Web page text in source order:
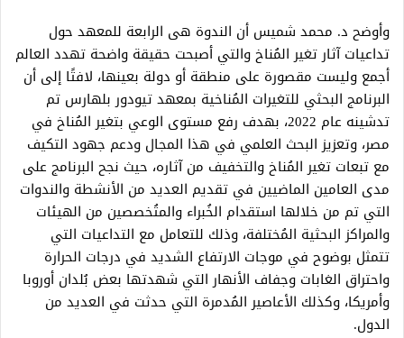
وأوضح د. محمد شميس أن الندوة هى الرابعة للمعهد حول
تداعيات آثار تغير المُناخ والتي أصبحت حقيقة واضحة تهدد العالم
أجمع وليست مقصورة على منطقة أو دولة بعينها، لافتًا إلى أن
البرنامج البحثي للتغيرات المُناخية بمعهد تيودور بلهارس تم
تدشينه عام 2022، بهدف رفع مستوى الوعي بتغير المُناخ في
مصر، وتعزيز البحث العلمي في هذا المجال ودعم جهود التكيف
مع تبعات تغير المُناخ والتخفيف من آثاره، حيث نجح البرنامج على
مدى العامين الماضيين في تقديم العديد من الأنشطة والندوات
التي تم من خلالها استقدام الخُبراء والمتُخصصين من الهيئات
والمراكز البحثية المُختلفة، وذلك للتعامل مع التداعيات التي
تتمثل بوضوح في موجات الارتفاع الشديد في درجات الحرارة
واحتراق الغابات وجفاف الأنهار التي شهدتها بعض بُلدان أوروبا
وأمريكا، وكذلك الأعاصير المُدمرة التي حدثت في العديد من
الدول.